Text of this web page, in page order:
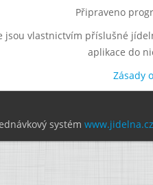
Připraveno
jsou vlastnictvím příslušné
aplikace do
Zásady
systém www.jidelna.cz